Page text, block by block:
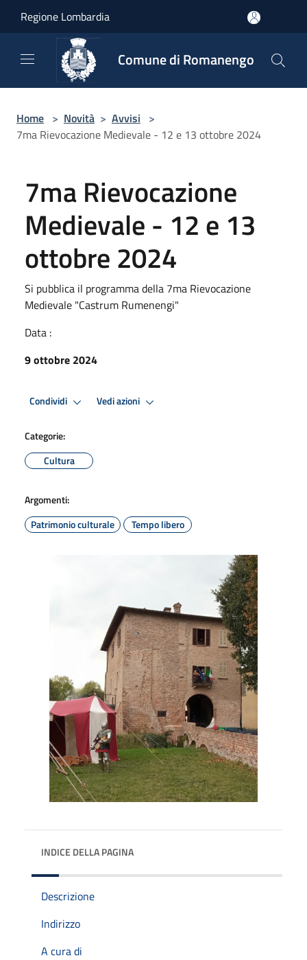
Regione Lombardia
Comune di Romanengo
Home > Novità > Avvisi >
7ma Rievocazione Medievale - 12 e 13 ottobre 2024
7ma Rievocazione
Medievale - 12 e 13
ottobre 2024
Si pubblica il programma della 7ma Rievocazione
Medievale "Castrum Rumenengi"
Data :
9 ottobre 2024
Condividi Vedi azioni
Categorie:
Cultura
Argomenti:
Patrimonio culturale
Tempo libero
INDICE DELLA PAGINA
Descrizione
Indirizzo
A cura di